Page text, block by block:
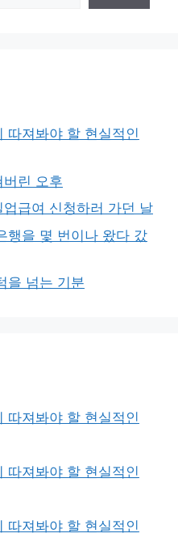
따져봐야 할 현실적인
린 오후
급여 신청하러 가던 날
행을 몇 번이나 왔다 갔
을 넘는 기분
따져봐야 할 현실적인
따져봐야 할 현실적인
따져봐야 할 현실적인